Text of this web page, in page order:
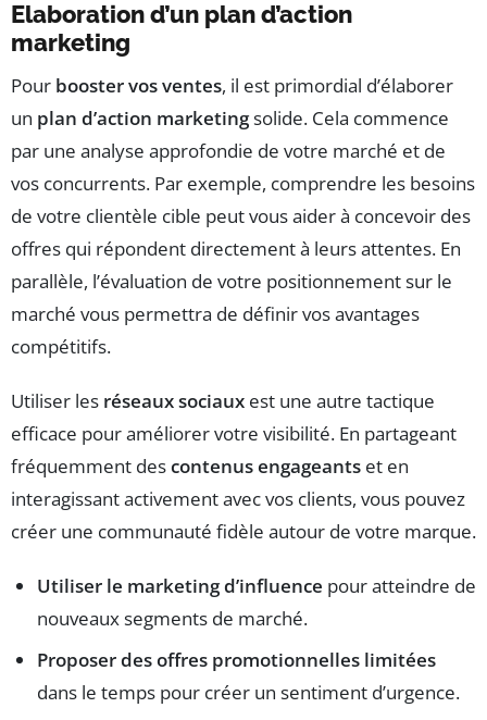
Elaboration d’un plan d’action
marketing
Pour booster vos ventes, il est primordial d’élaborer
un plan d’action marketingsolide. Cela commence
par une analyse approfondie de votre marché et de
vos concurrents. Par exemple, comprendre les besoins
de votre clientèle cible peut vous aider à concevoir des
offres qui répondent directement à leurs attentes. En
parallèle, l’évaluation de votre positionnement sur le
marché vous permettra de définir vos avantages
compétitifs.
Utiliser les réseaux sociaux est une autre tactique
efficace pour améliorer votre visibilité. En partageant
fréquemment descontenus engageants et en
interagissant activement avec vos clients, vous pouvez
créer une communauté fidèle autour de votre marque.
Utiliser le marketing d’influence pour atteindre de
nouveaux segments de marché.
Proposer des offres promotionnelles limitées
dans le temps pour créer un sentiment d’urgence.